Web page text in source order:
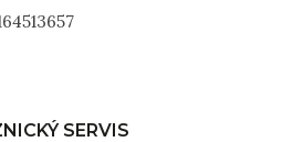
SERVIS